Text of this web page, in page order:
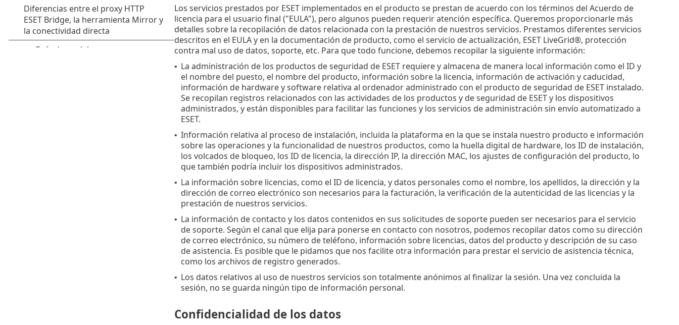
Los servicios prestados por ESET implementados en el producto se prestan de acuerdo con los términos del Acuerdo de
licencia para el usuario final ("EULA"), pero algunos pueden requerir atención específica. Queremos proporcionarle más
detalles sobre la recopilación de datos relacionada con la prestación de nuestros servicios. Prestamos diferentes servicios
descritos en el EULA y en la documentación de producto, como el servicio de actualización, ESET LiveGrid®, protección
contra mal uso de datos, soporte, etc. Para que todo funcione, debemos recopilar la siguiente información:
• La administración de los productos de seguridad de ESET requiere y almacena de manera local información como el ID y
el nombre del puesto, el nombre del producto, información sobre la licencia, información de activación y caducidad,
información de hardware y software relativa al ordenador administrado con el producto de seguridad de ESET instalado.
Se recopilan registros relacionados con las actividades de los productos y de seguridad de ESET y los dispositivos
administrados, y están disponibles para facilitar las funciones y los servicios de administración sin envío automatizado a
ESET.
• Información relativa al proceso de instalación, incluida la plataforma en la que se instala nuestro producto e información
sobre las operaciones y la funcionalidad de nuestros productos, como la huella digital de hardware, los ID de instalación,
los volcados de bloqueo, los ID de licencia, la dirección IP, la dirección MAC, los ajustes de configuración del producto, lo
que también podría incluir los dispositivos administrados.
• La información sobre licencias, como el ID de licencia, y datos personales como el nombre, los apellidos, la dirección y la
dirección de correo electrónico son necesarios para la facturación, la verificación de la autenticidad de las licencias y la
prestación de nuestros servicios.
• La información de contacto y los datos contenidos en sus solicitudes de soporte pueden ser necesarios para el servicio
de soporte. Según el canal que elija para ponerse en contacto con nosotros, podemos recopilar datos como su dirección
de correo electrónico, su número de teléfono, información sobre licencias, datos del producto y descripción de su caso
de asistencia. Es posible que le pidamos que nos facilite otra información para prestar el servicio de asistencia técnica,
como los archivos de registro generados.
• Los datos relativos al uso de nuestros servicios son totalmente anónimos al finalizar la sesión. Una vez concluida la
sesión, no se guarda ningún tipo de información personal.
Confidencialidad de los datos